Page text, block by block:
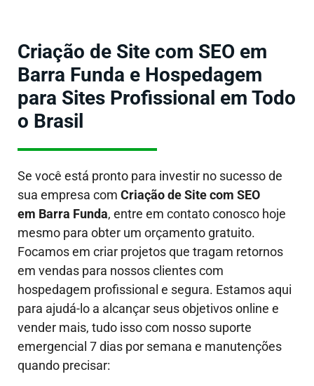
Criação de Site com SEO em
Barra Funda e Hospedagem
para Sites Profissional em Todo
o Brasil
Se você está pronto para investir no sucesso de
sua empresa com Criação de Site com SEO
em Barra Funda, entre em contato conosco hoje
mesmo para obter um orçamento gratuito.
Focamos em criar projetos que tragam retornos
em vendas para nossos clientes com
hospedagem profissional e segura. Estamos aqui
para ajudá-lo a alcançar seus objetivos online e
vender mais, tudo isso com nosso suporte
emergencial 7 dias por semana e manutenções
quando precisar: